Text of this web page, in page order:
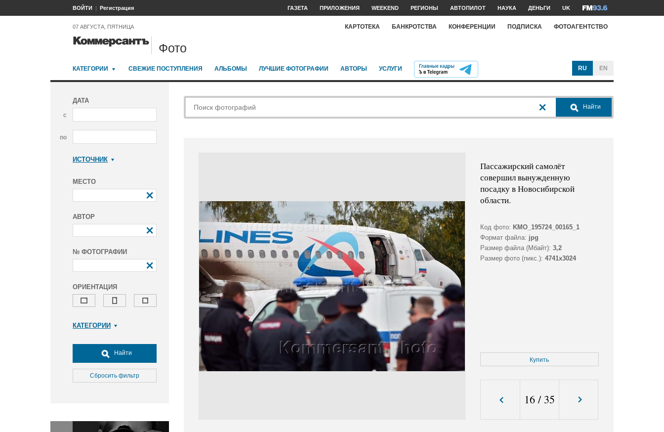
ВОЙТИ Регистрация ГАЗЕТА ПРИЛОЖЕНИЯ WEEKEND РЕГИОНЫ АВТОПИЛОТ НАУКА ДЕНЬГИ UK
07 АВГУСТА, ПЯТНИЦА КАРТОТЕКА БАНКРОТСТВА КОНФЕРЕНЦИИ ПОДПИСКА ФОТОАГЕНТСТВО
Фото
КАТЕГОРИИ СВЕЖИЕ ПОСТУПЛЕНИЯ АЛЬБОМЫ ЛУЧШИЕ ФОТОГРАФИИ АВТОРЫ УСЛУГИ RU EN
ДАТА
с
по
ИСТОЧНИК
МЕСТО
АВТОР
№ ФОТОГРАФИИ
ОРИЕНТАЦИЯ
КАТЕГОРИИ
Досуг, туризм и отдых
Культура
Медицина
Окружающая среда
Найти
Сбросить фильтр
Найти
Пассажирский самолёт
совершил вынужденную
посадку в Новосибирской
области.
Код фото: KMO_195724_00165_1
Формат файла: jpg
Размер файла (Мбайт): 3,2
Размер фото (пикс.): 4741x3024
Купить
16/ 35